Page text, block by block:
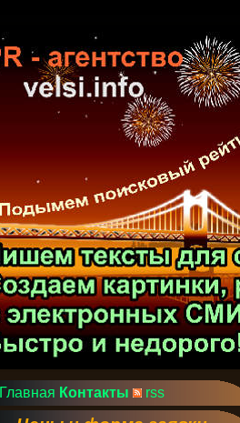
Главная Контакты rss